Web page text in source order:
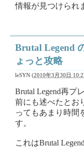
情報が見つけられ
Brutal Legend
ょっと攻略
leSYN (2010年3月30日
Brutal Legend再プ
前にも述べたとお
ってもあまり時間
す。
これはBrutal